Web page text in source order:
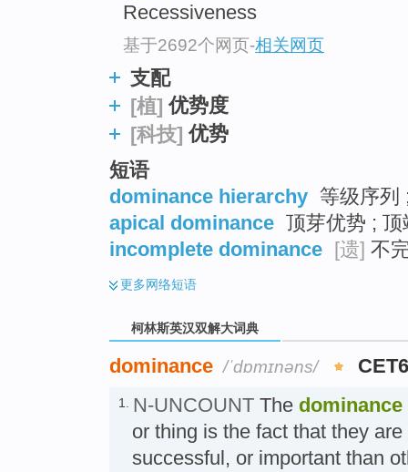
Recessiveness
基于2692个网页-相关网页
支配
[植] 优势度
[科技] 优势
短语
dominance hierarchy 等级序列
apical dominance 顶芽优势 ;
incomplete dominance
[遗] 不
更多网络短语
柯林斯英汉双解大词典
dominance /ˈdɒmɪnəns/
1. N-UNCOUNT The dominance
or thing is the fact that they
successful, or important than